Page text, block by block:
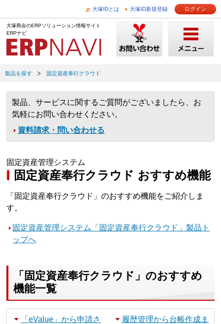
大塚IDとは 大塚ID新規登録 ログイン
大塚商会のERPソリューション情報サイト
ERPナビ
製品を探す 固定資産奉行クラウド
製品、サービスに関するご質問がございましたら、お
気軽にお問い合わせください。
資料請求・問い合わせる
固定資産管理システム
固定資産奉行クラウド おすすめ機能
「固定資産奉行クラウド」のおすすめ機能をご紹介しま
す。
固定資産管理システム「固定資産奉行クラウド」製品ト
ップへ
「固定資産奉行クラウド」のおすすめ
機能一覧
「eValue」から申請さ
履歴管理から台帳作成ま